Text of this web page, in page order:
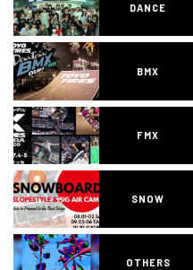
DANCE
BMX
FMX
SNOW
OTHERS